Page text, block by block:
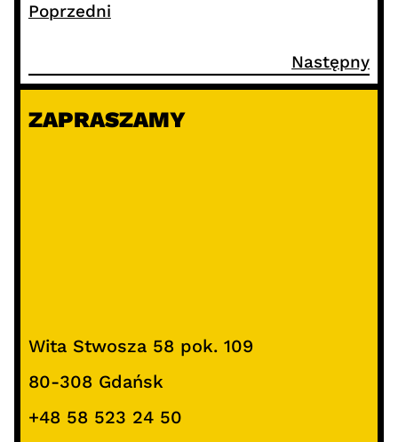
Poprzedni
Następny
ZAPRASZAMY
Wita Stwosza 58 pok. 109
80-308 Gdańsk
+48 58 523 24 50